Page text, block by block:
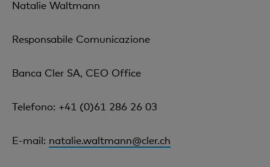
Natalie Waltmann
Responsabile Comunicazione
Banca Cler SA, CEO Office
Telefono: +41 (0)61 286 26 03
E-mail: natalie.waltmann@cler.ch